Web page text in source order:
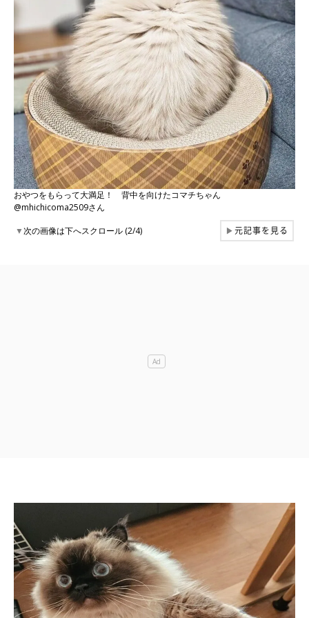
おやつをもらって大満足！ 背中を向けたコマチちゃん
@mhichicoma2509さん
▼次の画像は下へスクロール (2/4) ▶元記事を見る